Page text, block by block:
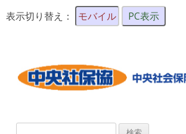
表示切り替え： モバイル PC表示
検